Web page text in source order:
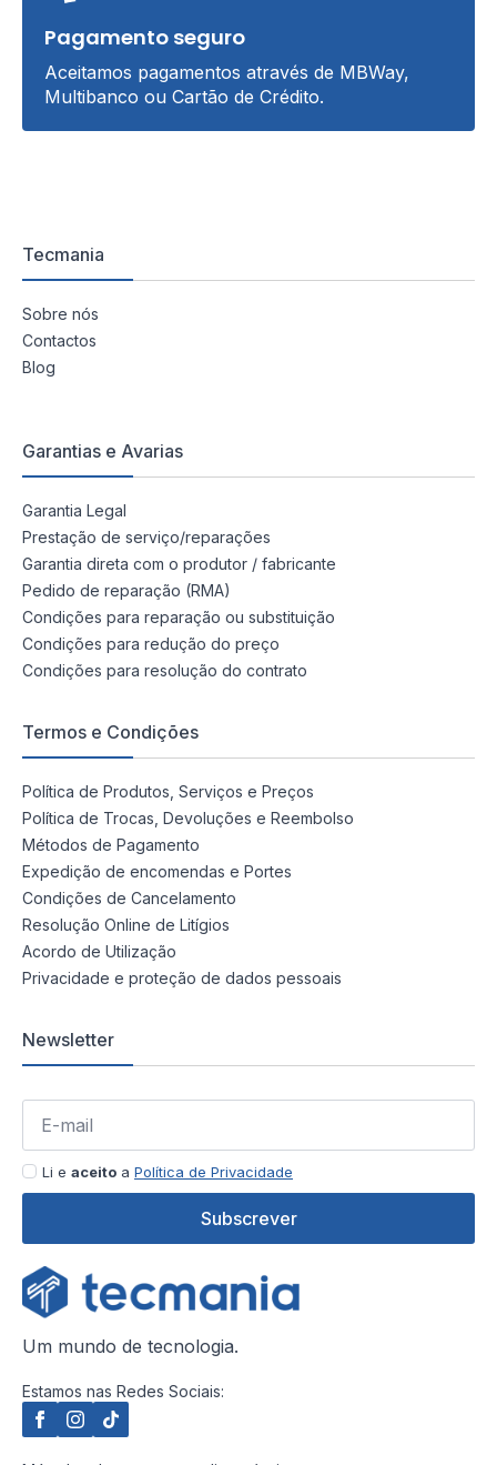
Pagamento seguro
Aceitamos pagamentos através de MBWay,
Multibanco ou Cartão de Crédito.
Tecmania
Sobre nós
Contactos
Blog
Garantias e Avarias
Garantia Legal
Prestação de serviço/reparações
Garantia direta com o produtor / fabricante
Pedido de reparação (RMA)
Condições para reparação ou substituição
Condições para redução do preço
Condições para resolução do contrato
Termos e Condições
Política de Produtos, Serviços e Preços
Política de Trocas, Devoluções e Reembolso
Métodos de Pagamento
Expedição de encomendas e Portes
Condições de Cancelamento
Resolução Online de Litígios
Acordo de Utilização
Privacidade e proteção de dados pessoais
Newsletter
Li e aceito a Política de Privacidade
Subscrever
Um mundo de tecnologia.
Estamos nas Redes Sociais: